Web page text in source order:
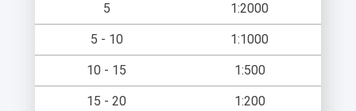
5 1:2000
5 - 10 1:1000
10 - 15 1:500
15 - 20 1:200